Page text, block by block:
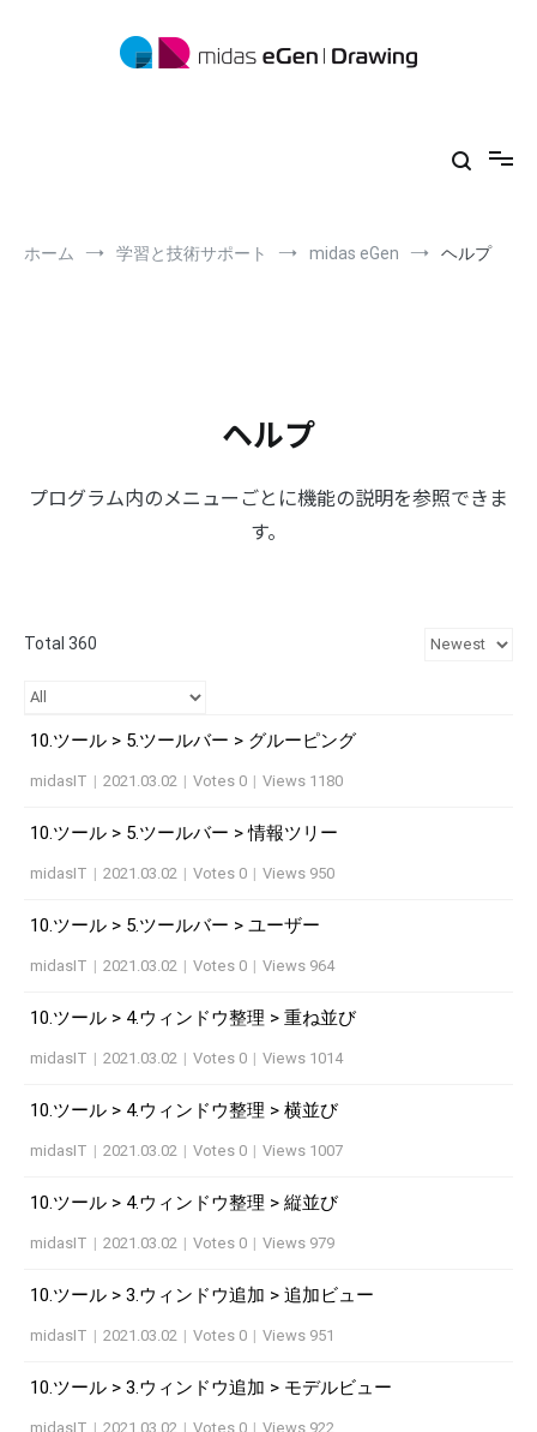
ホーム 学習と技術サポート midas eGen ヘルプ
ヘルプ
プログラム内のメニューごとに機能の説明を参照できま
す。
Total 360
10.ツール > 5.ツールバー > グルーピング
midasIT | 2021.03.02 | Votes 0 | Views 1180
10.ツール > 5.ツールバー > 情報ツリー
midasIT | 2021.03.02 | Votes 0 | Views 950
10.ツール > 5.ツールバー > ユーザー
midasIT | 2021.03.02 | Votes 0 | Views 964
10.ツール > 4.ウィンドウ整理 > 重ね並び
midasIT | 2021.03.02 | Votes 0 | Views 1014
10.ツール > 4.ウィンドウ整理 > 横並び
midasIT | 2021.03.02 | Votes 0 | Views 1007
10.ツール > 4.ウィンドウ整理 > 縦並び
midasIT | 2021.03.02 | Votes 0 | Views 979
10.ツール > 3.ウィンドウ追加 > 追加ビュー
midasIT | 2021.03.02 | Votes 0 | Views 951
10.ツール > 3.ウィンドウ追加 > モデルビュー
midasIT | 2021.03.02 | Votes 0 | Views 922